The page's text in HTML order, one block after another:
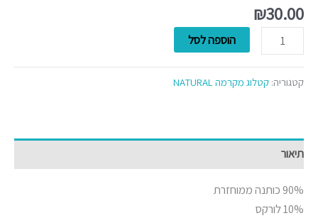
₪30.00
הוספה לסל
קטגוריה: קטלוג מקרמה NATURAL
תיאור
90% כותנה ממוחזרת
10% לורקס